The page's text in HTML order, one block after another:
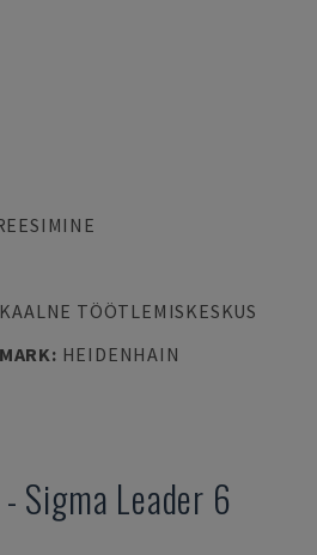
TÖÖTLEMISKESKUS
: HEIDENHAIN
- Sigma Leader 6